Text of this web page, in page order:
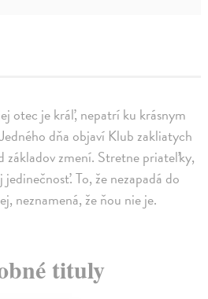
otec je kráľ, nepatrí ku krásnym
dňa objaví Klub zakliatych
základov zmení. Stretne priateľky,
To, že nezapadá do
neznamená, že ňou nie je.
tituly